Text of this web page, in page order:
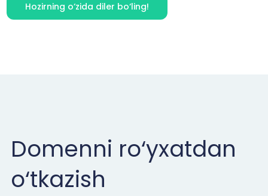
Hozirning o‘zida diler bo‘ling!
Domenni ro‘yxatdan
o‘tkazish